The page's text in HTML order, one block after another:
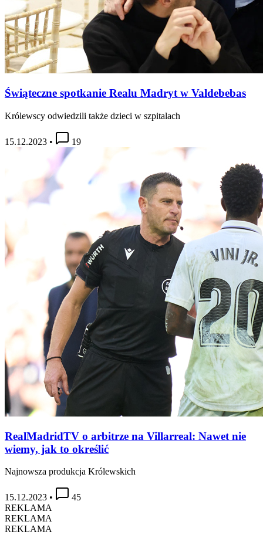
Świąteczne spotkanie Realu Madryt w Valdebebas
Królewscy odwiedzili także dzieci w szpitalach
15.12.2023 • 19
RealMadridTV o arbitrze na Villarreal: Nawet nie
wiemy, jak to określić
Najnowsza produkcja Królewskich
15.12.2023 •
45
REKLAMA
REKLAMA
REKLAMA